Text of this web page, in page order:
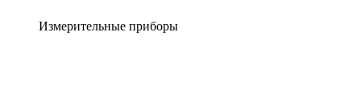
Измерительные приборы